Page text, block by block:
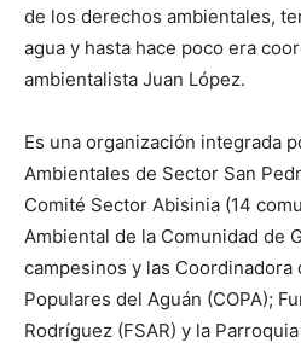
de los derechos ambientales,
agua y hasta hace poco era
ambientalista Juan López.
Es una organización integrada
Ambientales de Sector San
Comité Sector Abisinia (14
Ambiental de la Comunidad de
campesinos y las Coordinadora
Populares del Aguán (COPA);
Rodríguez (FSAR) y la